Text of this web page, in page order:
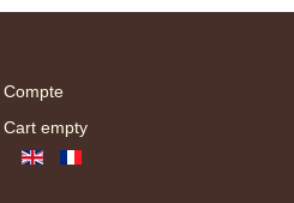
Compte
Cart empty